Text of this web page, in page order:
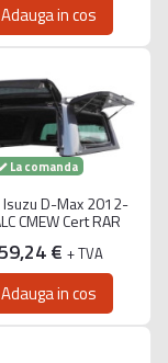
Adauga in cos
La comanda
D-Max 2012-
CMEW Cert RAR
€ + TVA
Adauga in cos